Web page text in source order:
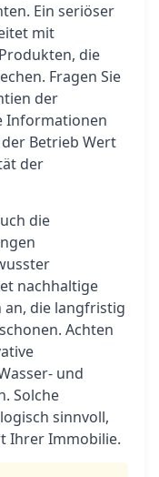
Ein seriöser
mit
die
Fragen Sie
der
Informationen
Betrieb Wert
der
die
nachhaltige
an, die langfristig
Achten
und
Solche
sinnvoll,
Ihrer Immobilie.